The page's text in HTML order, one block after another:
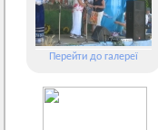
Перейти до галереї